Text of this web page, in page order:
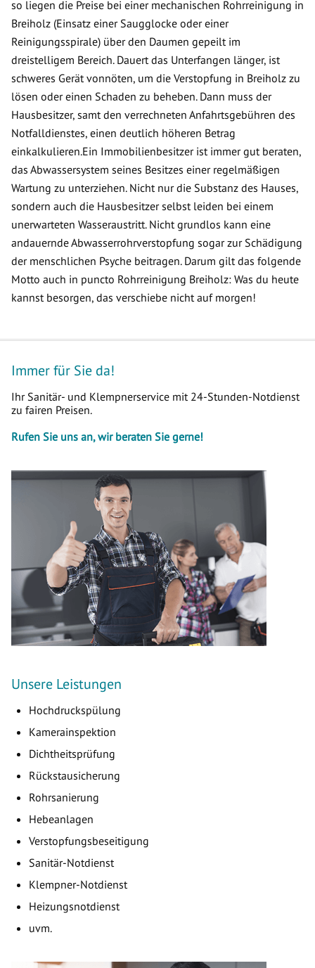
so liegen die Preise bei einer mechanischen Rohrreinigung in
Breiholz (Einsatz einer Saugglocke oder einer
Reinigungsspirale) über den Daumen gepeilt im
dreistelligem Bereich. Dauert das Unterfangen länger, ist
schweres Gerät vonnöten, um die Verstopfung in Breiholz zu
lösen oder einen Schaden zu beheben. Dann muss der
Hausbesitzer, samt den verrechneten Anfahrtsgebühren des
Notfalldienstes, einen deutlich höheren Betrag
einkalkulieren.Ein Immobilienbesitzer ist immer gut beraten,
das Abwassersystem seines Besitzes einer regelmäßigen
Wartung zu unterziehen. Nicht nur die Substanz des Hauses,
sondern auch die Hausbesitzer selbst leiden bei einem
unerwarteten Wasseraustritt. Nicht grundlos kann eine
andauernde Abwasserrohrverstopfung sogar zur Schädigung
der menschlichen Psyche beitragen. Darum gilt das folgende
Motto auch in puncto Rohrreinigung Breiholz: Was du heute
kannst besorgen, das verschiebe nicht auf morgen!
Immer für Sie da!
Ihr Sanitär- und Klempnerservice mit 24-Stunden-Notdienst
zu fairen Preisen.
Rufen Sie uns an, wir beraten Sie gerne!
Unsere Leistungen
Hochdruckspülung
Kamerainspektion
Dichtheitsprüfung
Rückstausicherung
Rohrsanierung
Hebeanlagen
Verstopfungsbeseitigung
Sanitär-Notdienst
Klempner-Notdienst
Heizungsnotdienst
uvm.